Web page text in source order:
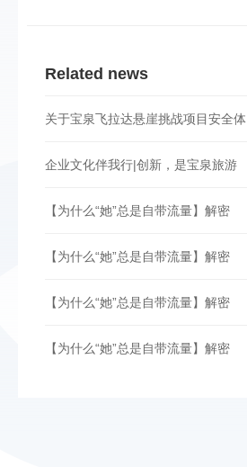
Related news
关于宝泉飞拉达悬崖挑战项目安全体
企业文化伴我行|创新，是宝泉旅游
【为什么“她”总是自带流量】解密
【为什么“她”总是自带流量】解密
【为什么“她”总是自带流量】解密
【为什么“她”总是自带流量】解密